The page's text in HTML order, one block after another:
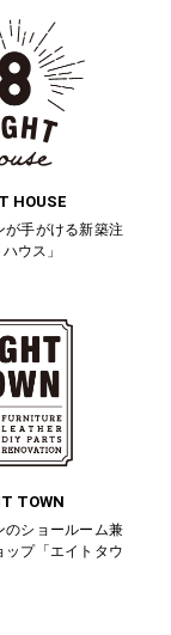
HOUSE
が手がける新築注
ウス」
TOWN
のショールーム兼
ップ「エイトタウ